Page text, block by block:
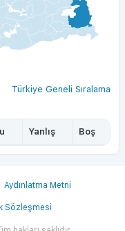
Türkiye Geneli Sıralama
Yanlış Boş
Aydınlatma Metni
Sözleşmesi